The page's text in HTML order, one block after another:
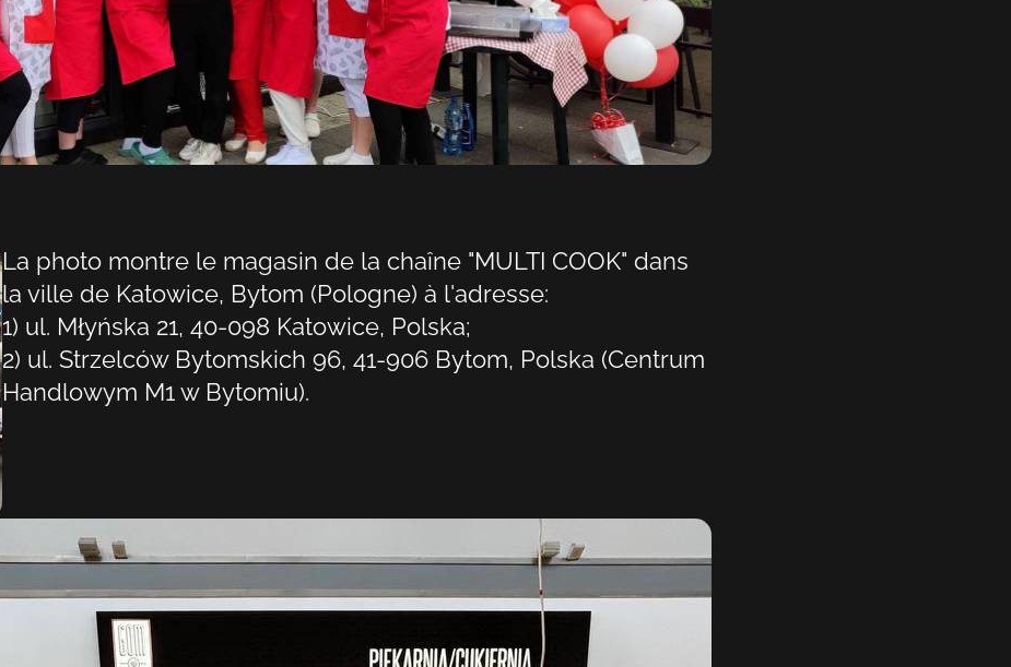
La photo montre le magasin de la chaîne "MULTI COOK" dans
la ville de Katowice, Bytom (Pologne) à l'adresse:
1) ul. Młyńska 21, 40-098 Katowice, Polska;
2) ul. Strzelców Bytomskich 96, 41-906 Bytom, Polska (Centrum
Handlowym M1 w Bytomiu).